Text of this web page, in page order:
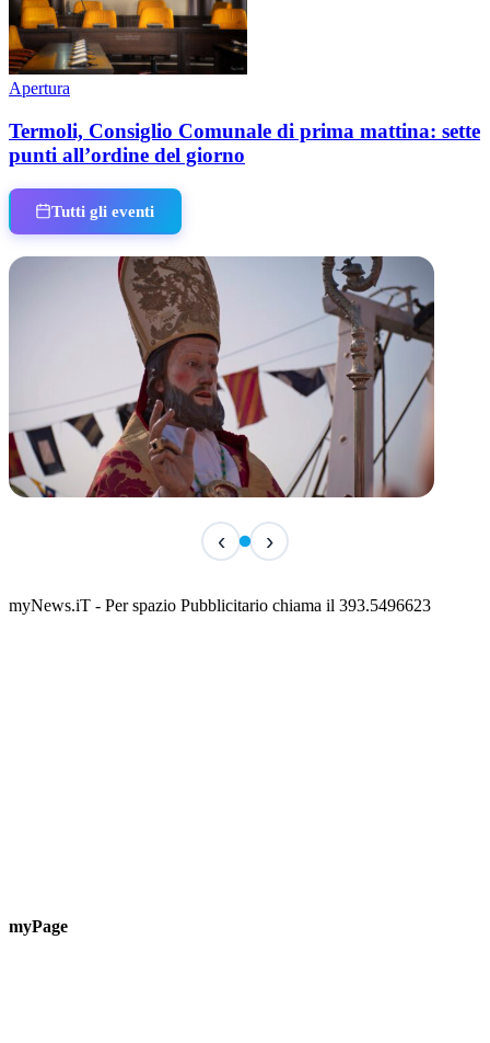
Apertura
Termoli, Consiglio Comunale di prima mattina: sette
punti all’ordine del giorno
Tutti gli eventi
San Basso 2026 - il programma delle feste
‹ ›
myNews.iT - Per spazio Pubblicitario chiama il 393.5496623
myPage